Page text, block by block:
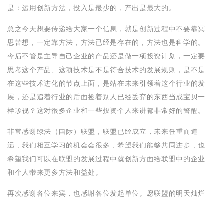
是：运用创新方法，投入是最少的，产出是最大的。
总之今天想要传递给大家一个信息，就是创新过程中不要靠冥
思苦想，一定靠方法，方法已经是存在的，方法也是科学的。
今后不管是主导自己企业的产品还是做一项投资计划，一定要
思考这个产品、这项技术是不是符合技术的发展规则，是不是
在这些技术进化的节点上面，是站在未来引领着这个行业的发
展，还是追着行业的后面捡着别人已经丢弃的东西当成宝贝一
样珍视？这对很多企业和一些投资个人来讲都非常好的警醒。
非常感谢绿法（国际）联盟，联盟已经成立，未来任重而道
远，我们相互学习的机会会很多，希望我们能够共同进步，也
希望我们可以在联盟的发展过程中就创新方面给联盟中的企业
和个人带来更多方法和益处。
再次感谢各位来宾，也感谢各位发起单位。愿联盟的明天灿烂